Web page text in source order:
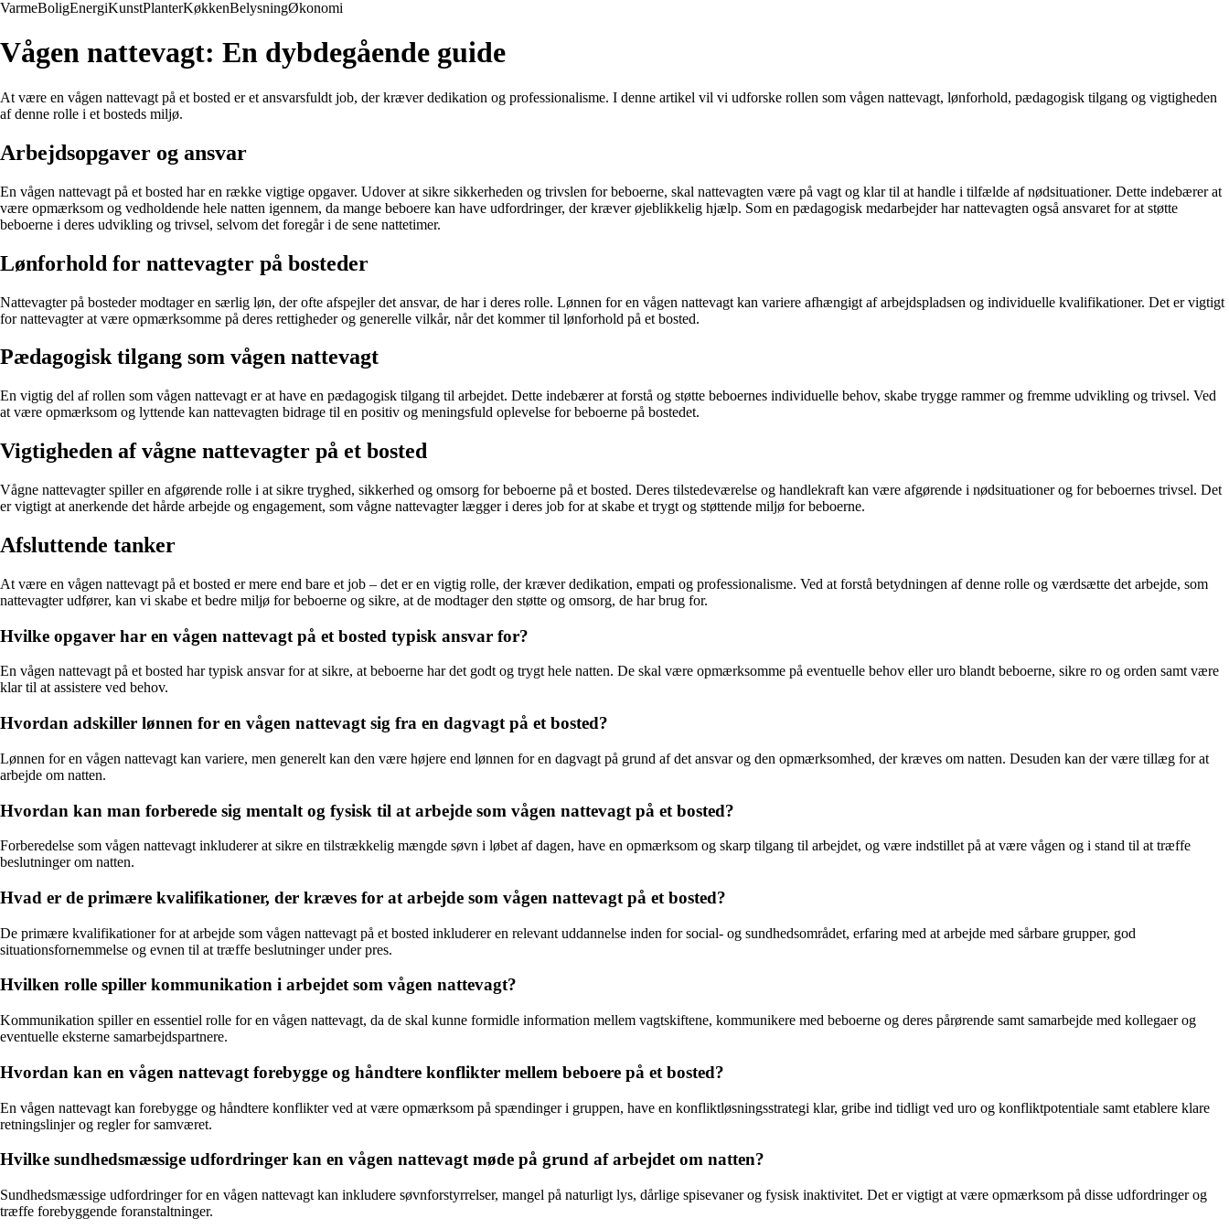
VarmeBoligEnergiKunstPlanterKøkkenBelysningØkonomi
Vågen nattevagt: En dybdegående guide
At være en vågen nattevagt på et bosted er et ansvarsfuldt job, der kræver dedikation og professionalisme. I denne artikel vil vi udforske rollen som vågen nattevagt, lønforhold, pædagogisk tilgang og vigtigheden
af denne rolle i et bosteds miljø.
Arbejdsopgaver og ansvar
En vågen nattevagt på et bosted har en række vigtige opgaver. Udover at sikre sikkerheden og trivslen for beboerne, skal nattevagten være på vagt og klar til at handle i tilfælde af nødsituationer. Dette indebærer at
være opmærksom og vedholdende hele natten igennem, da mange beboere kan have udfordringer, der kræver øjeblikkelig hjælp. Som en pædagogisk medarbejder har nattevagten også ansvaret for at støtte
beboerne i deres udvikling og trivsel, selvom det foregår i de sene nattetimer.
Lønforhold for nattevagter på bosteder
Nattevagter på bosteder modtager en særlig løn, der ofte afspejler det ansvar, de har i deres rolle. Lønnen for en vågen nattevagt kan variere afhængigt af arbejdspladsen og individuelle kvalifikationer. Det er vigtigt
for nattevagter at være opmærksomme på deres rettigheder og generelle vilkår, når det kommer til lønforhold på et bosted.
Pædagogisk tilgang som vågen nattevagt
En vigtig del af rollen som vågen nattevagt er at have en pædagogisk tilgang til arbejdet. Dette indebærer at forstå og støtte beboernes individuelle behov, skabe trygge rammer og fremme udvikling og trivsel. Ved
at være opmærksom og lyttende kan nattevagten bidrage til en positiv og meningsfuld oplevelse for beboerne på bostedet.
Vigtigheden af vågne nattevagter på et bosted
Vågne nattevagter spiller en afgørende rolle i at sikre tryghed, sikkerhed og omsorg for beboerne på et bosted. Deres tilstedeværelse og handlekraft kan være afgørende i nødsituationer og for beboernes trivsel. Det
er vigtigt at anerkende det hårde arbejde og engagement, som vågne nattevagter lægger i deres job for at skabe et trygt og støttende miljø for beboerne.
Afsluttende tanker
At være en vågen nattevagt på et bosted er mere end bare et job – det er en vigtig rolle, der kræver dedikation, empati og professionalisme. Ved at forstå betydningen af denne rolle og værdsætte det arbejde, som
nattevagter udfører, kan vi skabe et bedre miljø for beboerne og sikre, at de modtager den støtte og omsorg, de har brug for.
Hvilke opgaver har en vågen nattevagt på et bosted typisk ansvar for?
En vågen nattevagt på et bosted har typisk ansvar for at sikre, at beboerne har det godt og trygt hele natten. De skal være opmærksomme på eventuelle behov eller uro blandt beboerne, sikre ro og orden samt være
klar til at assistere ved behov.
Hvordan adskiller lønnen for en vågen nattevagt sig fra en dagvagt på et bosted?
Lønnen for en vågen nattevagt kan variere, men generelt kan den være højere end lønnen for en dagvagt på grund af det ansvar og den opmærksomhed, der kræves om natten. Desuden kan der være tillæg for at
arbejde om natten.
Hvordan kan man forberede sig mentalt og fysisk til at arbejde som vågen nattevagt på et bosted?
Forberedelse som vågen nattevagt inkluderer at sikre en tilstrækkelig mængde søvn i løbet af dagen, have en opmærksom og skarp tilgang til arbejdet, og være indstillet på at være vågen og i stand til at træffe
beslutninger om natten.
Hvad er de primære kvalifikationer, der kræves for at arbejde som vågen nattevagt på et bosted?
De primære kvalifikationer for at arbejde som vågen nattevagt på et bosted inkluderer en relevant uddannelse inden for social- og sundhedsområdet, erfaring med at arbejde med sårbare grupper, god
situationsfornemmelse og evnen til at træffe beslutninger under pres.
Hvilken rolle spiller kommunikation i arbejdet som vågen nattevagt?
Kommunikation spiller en essentiel rolle for en vågen nattevagt, da de skal kunne formidle information mellem vagtskiftene, kommunikere med beboerne og deres pårørende samt samarbejde med kollegaer og
eventuelle eksterne samarbejdspartnere.
Hvordan kan en vågen nattevagt forebygge og håndtere konflikter mellem beboere på et bosted?
En vågen nattevagt kan forebygge og håndtere konflikter ved at være opmærksom på spændinger i gruppen, have en konfliktløsningsstrategi klar, gribe ind tidligt ved uro og konfliktpotentiale samt etablere klare
retningslinjer og regler for samværet.
Hvilke sundhedsmæssige udfordringer kan en vågen nattevagt møde på grund af arbejdet om natten?
Sundhedsmæssige udfordringer for en vågen nattevagt kan inkludere søvnforstyrrelser, mangel på naturligt lys, dårlige spisevaner og fysisk inaktivitet. Det er vigtigt at være opmærksom på disse udfordringer og
træffe forebyggende foranstaltninger.